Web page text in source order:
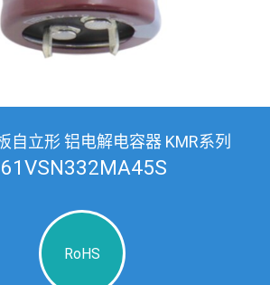
自立形 铝电解电容器 KMR系列
RoHS